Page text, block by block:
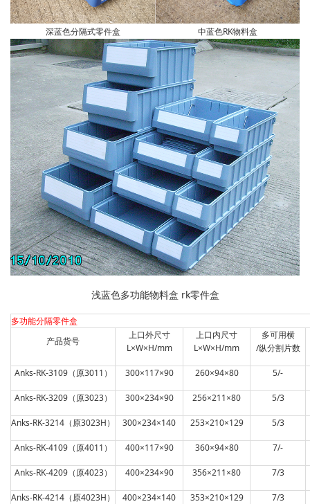
深蓝色分隔式零件盒 中蓝色RK物料盒
浅蓝色多功能物料盒 rk零件盒
多功能分隔零件盒
产品货号
上口外尺寸
L×W×H/mm
上口内尺寸
L×W×H/mm
多可用横
/纵分割片数
Anks-RK-3109（原3011） 300×117×90 260×94×80 5/-
Anks-RK-3209（原3023） 300×234×90 256×211×80 5/3
Anks-RK-3214（原3023H） 300×234×140 253×210×129 5/3
Anks-RK-4109（原4011） 400×117×90 360×94×80 7/-
Anks-RK-4209（原4023） 400×234×90 356×211×80 7/3
Anks-RK-4214（原4023H） 400×234×140 353×210×129 7/3